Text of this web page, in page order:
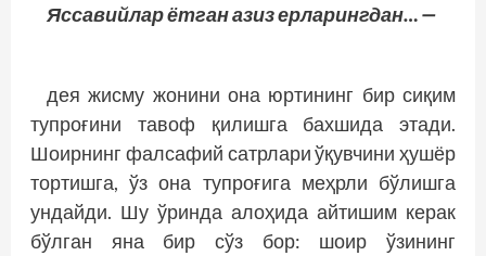
Яссавийлар ётган азиз ерларингдан… —
дея жисму жонини она юртининг бир сиқим
тупроғини тавоф қилишга бахшида этади.
Шоирнинг фалсафий сатрлари ўқувчини ҳушёр
тортишга, ўз она тупроғига меҳрли бўлишга
ундайди. Шу ўринда алоҳида айтишим керак
бўлган яна бир сўз бор: шоир ўзининг